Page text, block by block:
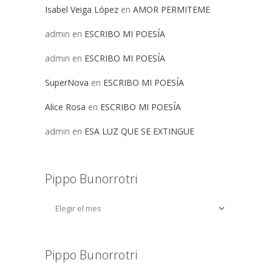
Isabel Veiga López en AMOR PERMITEME
admin en ESCRIBO MI POESÍA
admin en ESCRIBO MI POESÍA
SuperNova en ESCRIBO MI POESÍA
Alice Rosa en ESCRIBO MI POESÍA
admin en ESA LUZ QUE SE EXTINGUE
Pippo Bunorrotri
Pippo Bunorrotri